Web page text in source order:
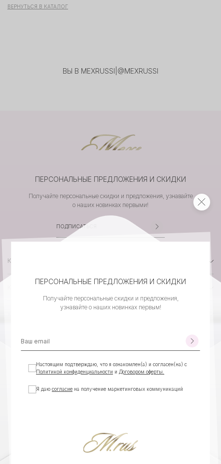
ВЕРНУТЬСЯ В КАТАЛОГ
ВЫ В MEXRUSSI @MEXRUSSI
ПЕРСОНАЛЬНЫЕ ПРЕДЛОЖЕНИЯ И СКИДКИ
Получайте персональные скидки и предложения, узнавайте
о наших новинках первыми!
КАТАЛОГ
КОНТАКТЫ
ИП ЛАПШИНА КСЕНИЯ БОРИСОВНА
ИНН 540403077990
ПЕРСОНАЛЬНЫЕ ПРЕДЛОЖЕНИЯ И СКИДКИ
Получайте персональные скидки и предложения,
узнавайте о наших новинках первым!
Настоящим подтверждаю, что я ознакомлен(а) и согласен(на) с
Политикой конфиденциальности и Договором оферты.
Я даю согласие на получение маркетинговых коммуникаций